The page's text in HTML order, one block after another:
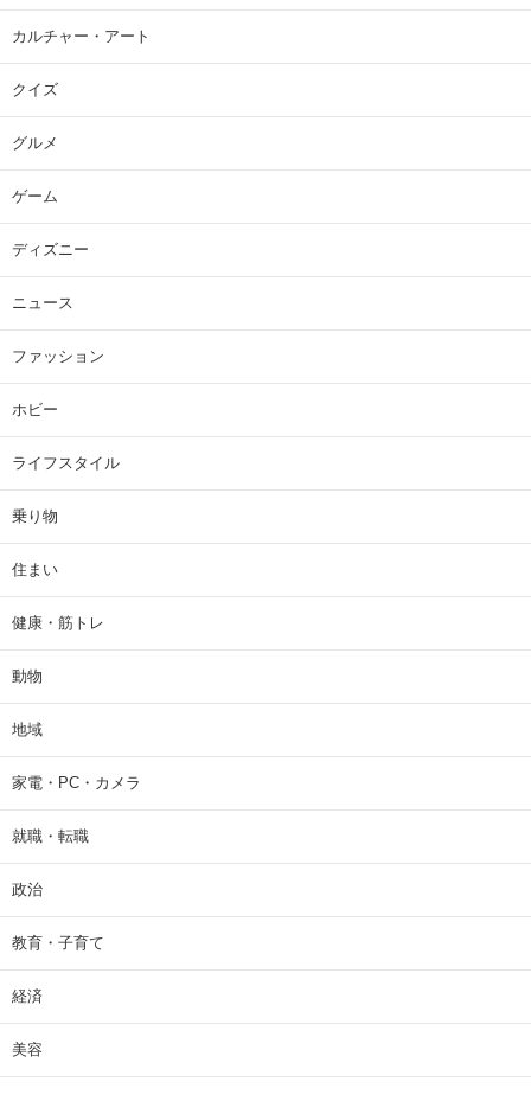
カルチャー・アート
クイズ
グルメ
ゲーム
ディズニー
ニュース
ファッション
ホビー
ライフスタイル
乗り物
住まい
健康・筋トレ
動物
地域
家電・PC・カメラ
就職・転職
政治
教育・子育て
経済
美容